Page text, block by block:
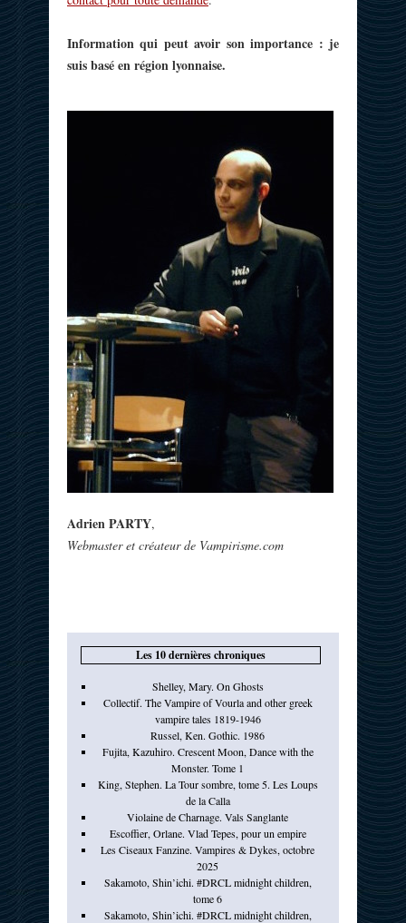
Information qui peut avoir son importance : je
suis basé en région lyonnaise.
Adrien PARTY,
Webmaster et créateur de Vampirisme.com
Les 10 dernières chroniques
Shelley, Mary. On Ghosts
Collectif. The Vampire of Vourla and other greek
vampire tales 1819-1946
Russel, Ken. Gothic. 1986
Fujita, Kazuhiro. Crescent Moon, Dance with the
Monster. Tome 1
King, Stephen. La Tour sombre, tome 5. Les Loups
de la Calla
Violaine de Charnage. Vals Sanglante
Escoffier, Orlane. Vlad Tepes, pour un empire
Les Ciseaux Fanzine. Vampires & Dykes, octobre
2025
Sakamoto, Shin’ichi. #DRCL midnight children,
tome 6
Sakamoto, Shin’ichi. #DRCL midnight children,